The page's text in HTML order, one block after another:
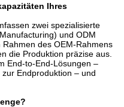
Ihres
zwei spezialisierte
und ODM
des OEM-Rahmens
die Produktion präzise aus.
End-to-End-Lösungen –
Endproduktion – und